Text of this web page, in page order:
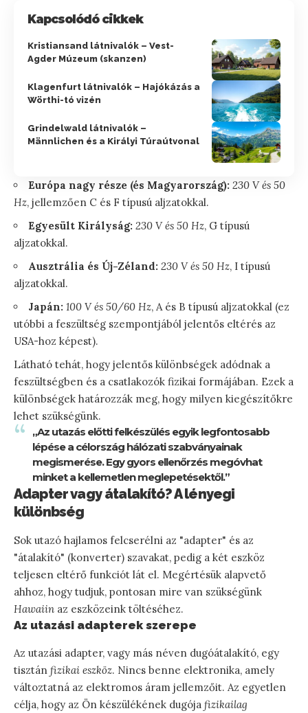
Kapcsolódó cikkek
Kristiansand látnivalók – Vest-
Agder Múzeum (skanzen)
Klagenfurt látnivalók – Hajókázás a
Wörthi-tó vizén
Grindelwald látnivalók –
Männlichen és a Királyi Túraútvonal
Európa nagy része (és Magyarország): 230 V és 50
Hz, jellemzően C és F típusú aljzatokkal.
Egyesült Királyság: 230 V és 50 Hz, G típusú
aljzatokkal.
Ausztrália és Új-Zéland: 230 V és 50 Hz, I típusú
aljzatokkal.
Japán: 100 V és 50/60 Hz, A és B típusú aljzatokkal (ez
utóbbi a feszültség szempontjából jelentős eltérés az
USA-hoz képest).
Látható tehát, hogy jelentős különbségek adódnak a
feszültségben és a csatlakozók fizikai formájában. Ezek a
különbségek határozzák meg, hogy milyen kiegészítőkre
lehet szükségünk.
„Az utazás előtti felkészülés egyik legfontosabb
lépése a célország hálózati szabványainak
megismerése. Egy gyors ellenőrzés megóvhat
minket a kellemetlen meglepetésektől.”
Adapter vagy átalakító? A lényegi
különbség
Sok utazó hajlamos felcserélni az "adapter" és az
"átalakító" (konverter) szavakat, pedig a két eszköz
teljesen eltérő funkciót lát el. Megértésük alapvető
ahhoz, hogy tudjuk, pontosan mire van szükségünk
Hawaiin az eszközeink töltéséhez.
Az utazási adapterek szerepe
Az utazási adapter, vagy más néven dugóátalakító, egy
tisztán fizikai eszköz. Nincs benne elektronika, amely
változtatná az elektromos áram jellemzőit. Az egyetlen
célja, hogy az Ön készülékének dugója fizikailag